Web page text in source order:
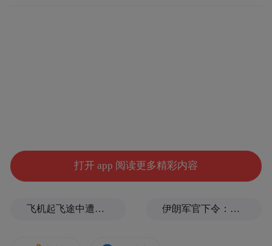
以下公示内容，引自入围方提报的材料：
打开 app 阅读更多精彩内容
飞机起飞途中遭雷击！航班滞留3小时临时换机 伊朗军官下令：如果美军踏上我国领土，就砍掉他们脚！